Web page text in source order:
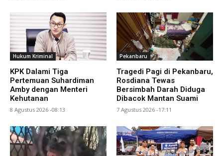
Hukum Kriminal
KPK Dalami Tiga
Pertemuan Suhardiman
Amby dengan Menteri
Kehutanan
8 Agustus 2026 -08:13
Pekanbaru
Tragedi Pagi di Pekanbaru,
Rosdiana Tewas
Bersimbah Darah Diduga
Dibacok Mantan Suami
7 Agustus 2026 -17:11